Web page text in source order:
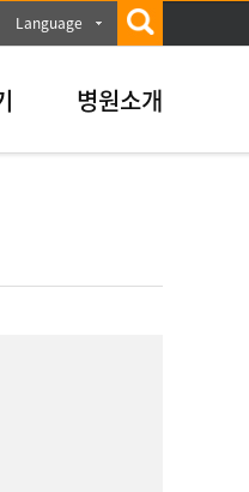
Language
병원소개